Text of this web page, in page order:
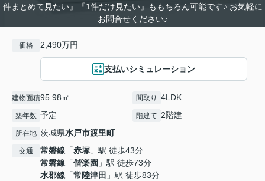
件まとめて見たい』『1件だけ見たい』ももちろん可能です♪ お気軽に
お問合せください♪
価格 2,490万円
支払いシミュレーション
建物面積95.98㎡ 間取り 4LDK
築年数 予定 階建て 2階建
所在地 茨城県水戸市渡里町
交通 常磐線 「赤塚 」駅 徒歩43分
常磐線 「偕楽園 」駅 徒歩73分
水郡線 「常陸津田 」駅 徒歩83分